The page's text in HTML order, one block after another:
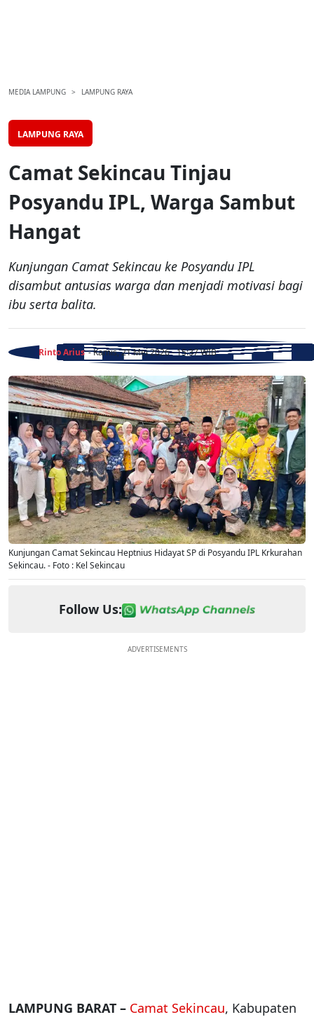
MEDIA LAMPUNG LAMPUNG RAYA
LAMPUNG RAYA
Camat Sekincau Tinjau
Posyandu IPL, Warga Sambut
Hangat
Kunjungan Camat Sekincau ke Posyandu IPL
disambut antusias warga dan menjadi motivasi bagi
ibu serta balita.
Rinto Arius - Kamis, 21 Mei 2026 - 15:37 WIB
Kunjungan Camat Sekincau Heptnius Hidayat SP di Posyandu IPL Krkurahan
Sekincau. - Foto : Kel Sekincau
Follow Us:
ADVERTISEMENTS
LAMPUNG BARAT – Camat Sekincau, Kabupaten